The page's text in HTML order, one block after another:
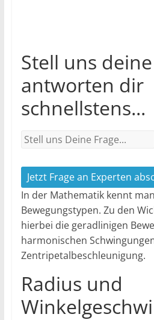
Stell uns
antworten dir
schnellstens...
Jetzt Frage an Experten
In der Mathematik kennt
Bewegungstypen. Zu den
hierbei die geradlinigen
harmonischen
Zentripetalbeschleunigung.
Radius und